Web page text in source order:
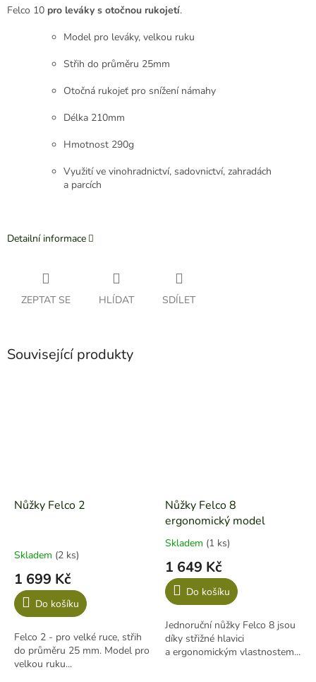
Felco 10 pro leváky s otočnou rukojetí.
Model pro leváky, velkou ruku
Střih do průměru 25mm
Otočná rukojeť pro snížení námahy
Délka 210mm
Hmotnost 290g
Využití ve vinohradnictví, sadovnictví, zahradách
a parcích
Detailní informace
ZEPTAT SE HLÍDAT SDÍLET
Související produkty
Nůžky Felco 2
Skladem (2 ks)
1 699 Kč
Do košíku
Felco 2 - pro velké ruce, střih
do průměru 25 mm. Model pro
velkou ruku...
Nůžky Felco 8
ergonomický model
Průměrné
hodnocení
produktu
je
5,0
5
hvězdiček.
Skladem (1 ks)
1 649 Kč
Do košíku
Jednoruční nůžky Felco 8 jsou
díky střižné hlavici
a ergonomickým vlastnostem...